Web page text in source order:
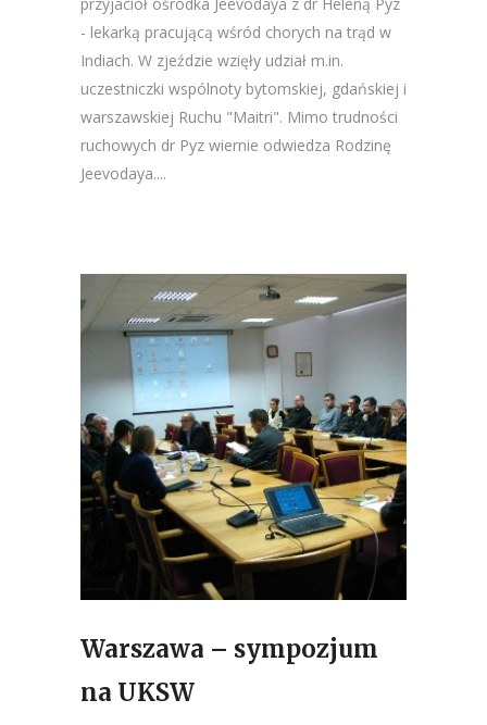
- lekarką pracującą wśród chorych na trąd w
Indiach. W zjeździe wzięły udział m.in.
uczestniczki wspólnoty bytomskiej, gdańskiej i
warszawskiej Ruchu "Maitri". Mimo trudności
ruchowych dr Pyz wiernie odwiedza Rodzinę
Jeevodaya....
Warszawa – sympozjum
na UKSW